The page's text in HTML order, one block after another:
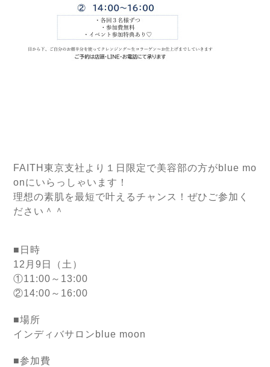
FAITH東京支社より１日限定で美容部の方がblue mo
onにいらっしゃいます！
理想の素肌を最短で叶えるチャンス！ぜひご参加く
ださい＾＾
■日時
12月9日（土）
①11:00～13:00
②14:00～16:00
■場所
インディバサロンblue moon
■参加費